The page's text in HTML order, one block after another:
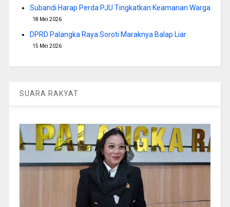
Subandi Harap Perda PJU Tingkatkan Keamanan Warga
18 Mei 2026
DPRD Palangka Raya Soroti Maraknya Balap Liar
15 Mei 2026
SUARA RAKYAT